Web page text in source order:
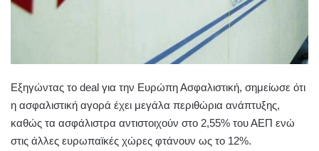
Εξηγώντας το deal για την Ευρώπη Ασφαλιστική, σημείωσε ότι
η ασφαλιστική αγορά έχει μεγάλα περιθώρια ανάπτυξης,
καθώς τα ασφάλιστρα αντιστοιχούν στο 2,55% του ΑΕΠ ενώ
στις άλλες ευρωπαϊκές χώρες φτάνουν ως το 12%.